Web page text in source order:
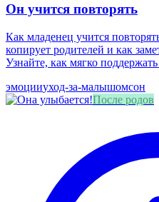
Он учится повторять
Как младенец учится
копирует родителей и как
Узнайте, как мягко
эмоцииуход-за-малышомсон
После родов